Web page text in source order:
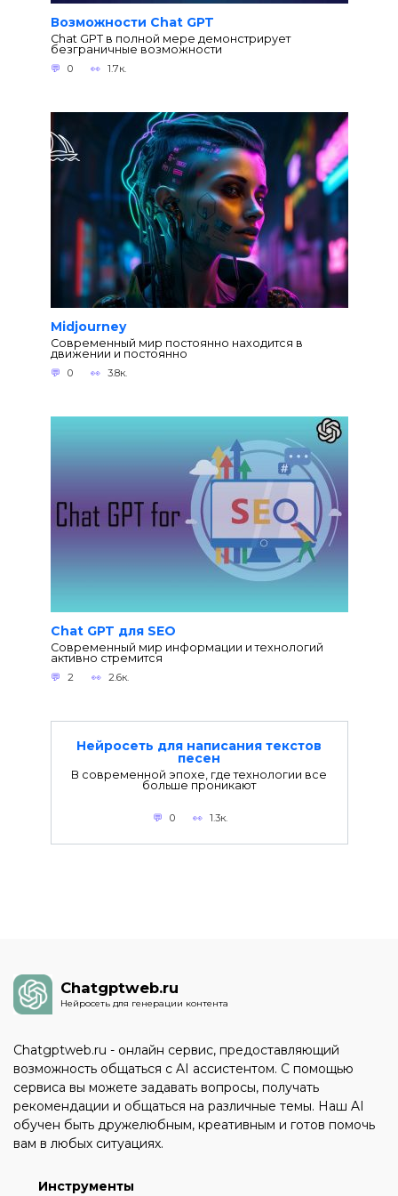
Возможности Chat GPT
Chat GPT в полной мере демонстрирует
безграничные возможности
0 1.7к.
Midjourney
Современный мир постоянно находится в
движении и постоянно
0 3.8к.
Chat GPT для SEO
Современный мир информации и технологий
активно стремится
2 2.6к.
Нейросеть для написания текстов
песен
В современной эпохе, где технологии все
больше проникают
0 1.3к.
Chatgptweb.ru
Нейросеть для генерации контента
Chatgptweb.ru - онлайн сервис, предоставляющий
возможность общаться с AI ассистентом. С помощью
сервиса вы можете задавать вопросы, получать
рекомендации и общаться на различные темы. Наш AI
обучен быть дружелюбным, креативным и готов помочь
вам в любых ситуациях.
Инструменты